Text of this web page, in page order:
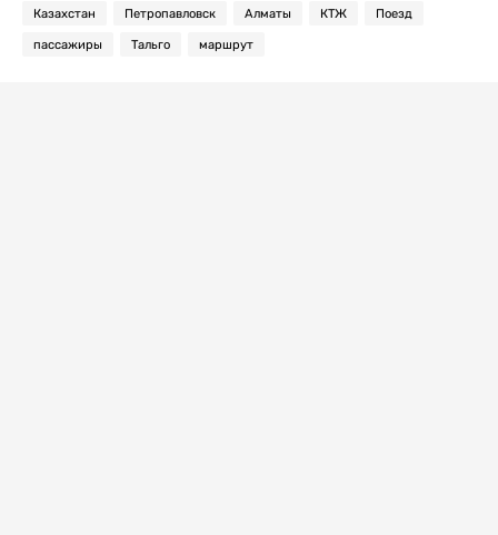
Казахстан Петропавловск Алматы КТЖ Поезд
пассажиры Тальго маршрут